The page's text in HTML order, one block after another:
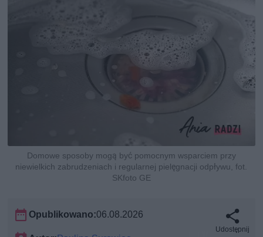
Domowe sposoby mogą być pomocnym wsparciem przy
niewielkich zabrudzeniach i regularnej pielęgnacji odpływu, fot.
SKfoto GE
Opublikowano:06.08.2026
Udostępnij